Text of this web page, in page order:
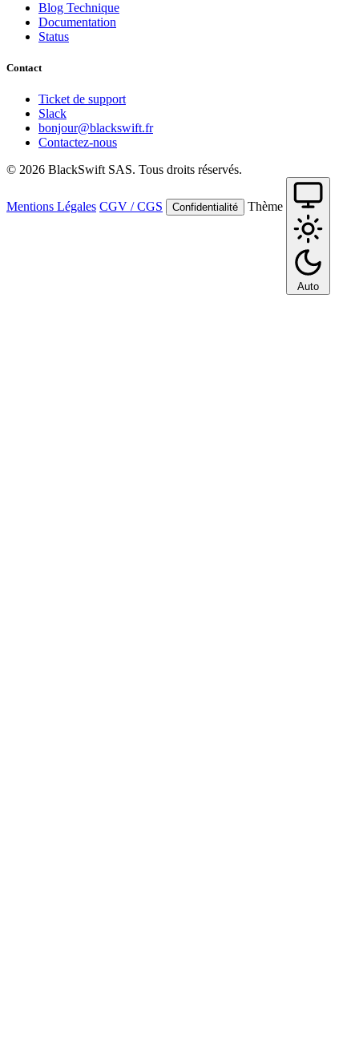
Blog Technique
Documentation
Status
Contact
Ticket de support
Slack
bonjour@blackswift.fr
Contactez-nous
© 2026 BlackSwift SAS. Tous droits réservés.
Mentions Légales CGV / CGS Confidentialité Thème
Auto